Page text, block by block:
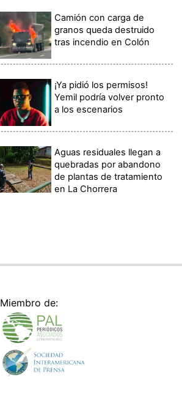
Camión con carga de
granos queda destruido
tras incendio en Colón
¡Ya pidió los permisos!
Yemil podría volver pronto
a los escenarios
Aguas residuales llegan a
quebradas por abandono
de plantas de tratamiento
en La Chorrera
Miembro de: